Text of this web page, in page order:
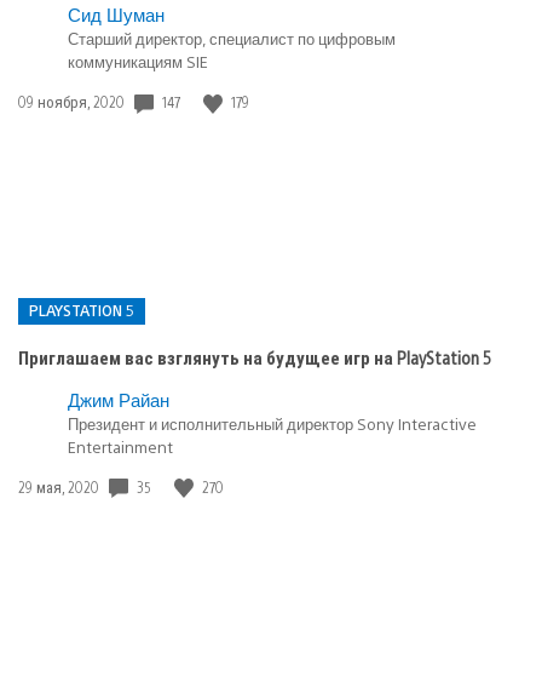
Сид Шуман
Старший директор, специалист по цифровым
коммуникациям SIE
Дата
09 ноября, 2020 147 179
PLAYSTATION 5
Приглашаем вас взглянуть на будущее игр на PlayStation 5
Опубликовано
PlayStation
5
Джим Райан
Президент и исполнительный директор Sony Interactive
Entertainment
Дата
29 мая, 2020 35 270